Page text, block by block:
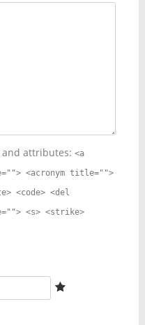
attributes: <a
<acronym title="">
<code> <del
<s> <strike>